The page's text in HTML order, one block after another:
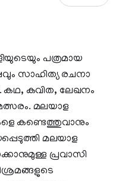
പത്രമായ
സാഹിത്യ രചനാ
കഥ, കവിത, ലേഖനം
മലയാള
കണ്ടെത്തുവാനും
മലയാള
പ്രവാസി